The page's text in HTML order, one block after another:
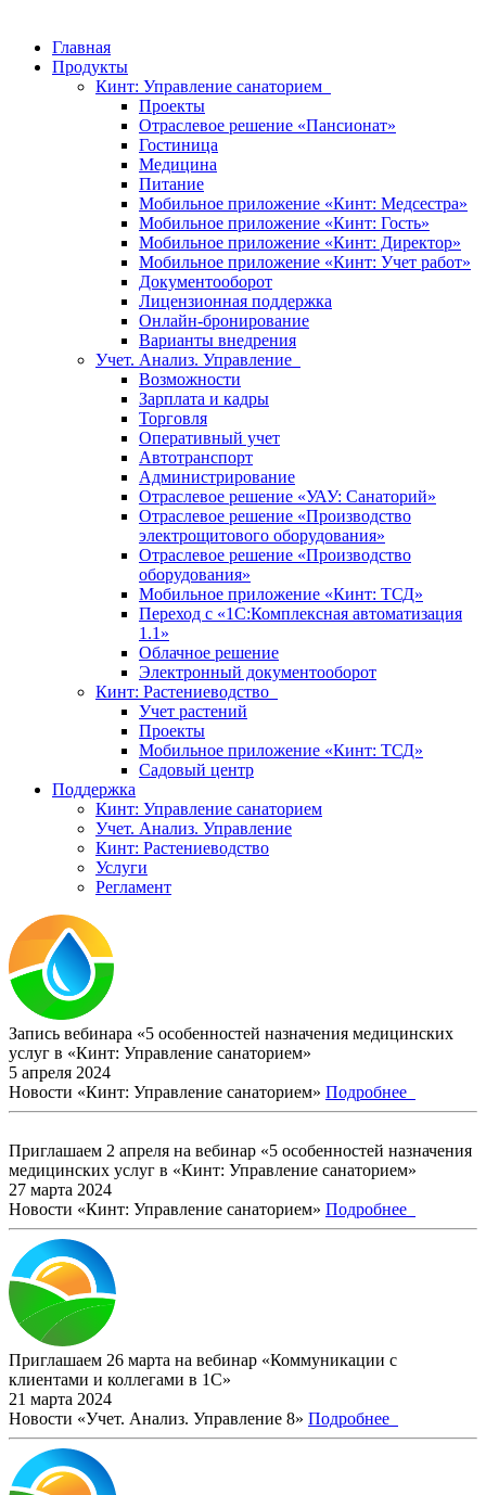
Главная
Продукты
Кинт: Управление санаторием
Проекты
Отраслевое решение «Пансионат»
Гостиница
Медицина
Питание
Мобильное приложение «Кинт: Медсестра»
Мобильное приложение «Кинт: Гость»
Мобильное приложение «Кинт: Директор»
Мобильное приложение «Кинт: Учет работ»
Документооборот
Лицензионная поддержка
Онлайн-бронирование
Варианты внедрения
Учет. Анализ. Управление
Возможности
Зарплата и кадры
Торговля
Оперативный учет
Автотранспорт
Администрирование
Отраслевое решение «УАУ: Санаторий»
Отраслевое решение «Производство
электрощитового оборудования»
Отраслевое решение «Производство
оборудования»
Мобильное приложение «Кинт: ТСД»
Переход с «1С:Комплексная автоматизация
1.1»
Облачное решение
Электронный документооборот
Кинт: Растениеводство
Учет растений
Проекты
Мобильное приложение «Кинт: ТСД»
Садовый центр
Поддержка
Кинт: Управление санаторием
Учет. Анализ. Управление
Кинт: Растениеводство
Услуги
Регламент
Запись вебинара «5 особенностей назначения медицинских
услуг в «Кинт: Управление санаторием»
5 апреля 2024
Новости «Кинт: Управление санаторием» Подробнее
Приглашаем 2 апреля на вебинар «5 особенностей назначения
медицинских услуг в «Кинт: Управление санаторием»
27 марта 2024
Новости «Кинт: Управление санаторием» Подробнее
Приглашаем 26 марта на вебинар «Коммуникации с
клиентами и коллегами в 1С»
21 марта 2024
Новости «Учет. Анализ. Управление 8» Подробнее